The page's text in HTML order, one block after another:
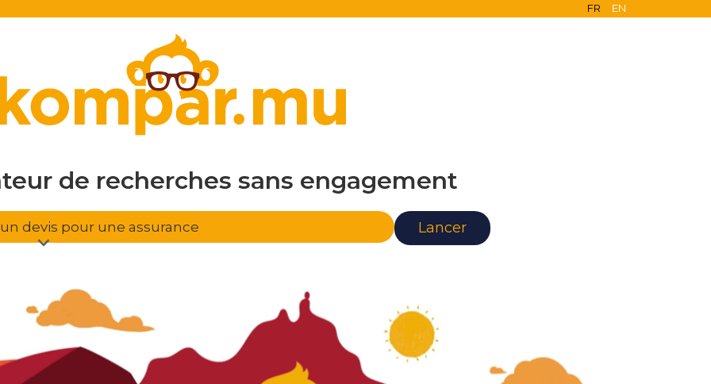
FR EN
de recherches
en ligne
sans engagement
d'assurance
devis pour une assurance Lancer